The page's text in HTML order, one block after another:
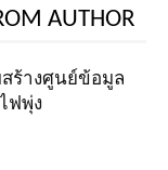
AUTHOR
สร้างศูนย์ข้อมูล
ฟพุ่ง